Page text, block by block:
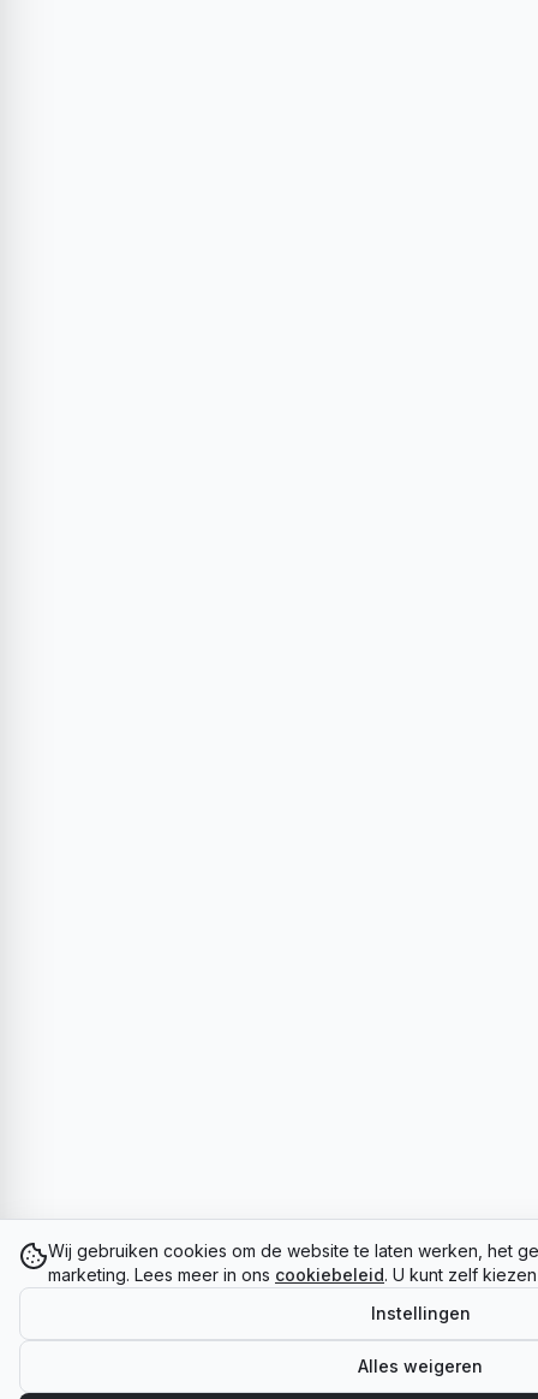
Wij gebruiken cookies om de website te laten werken, het
marketing. Lees meer in ons cookiebeleid. U kunt zelf
Instellingen
Alles weigeren